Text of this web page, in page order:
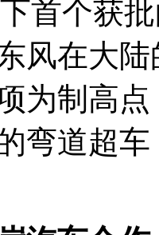
首个获
风在大
为制高
弯道超